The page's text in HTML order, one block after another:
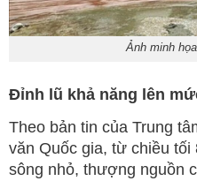
Ảnh minh
Đỉnh lũ khả năng lên
Theo bản tin của Trung
văn Quốc gia, từ chiều
sông nhỏ, thượng nguồn